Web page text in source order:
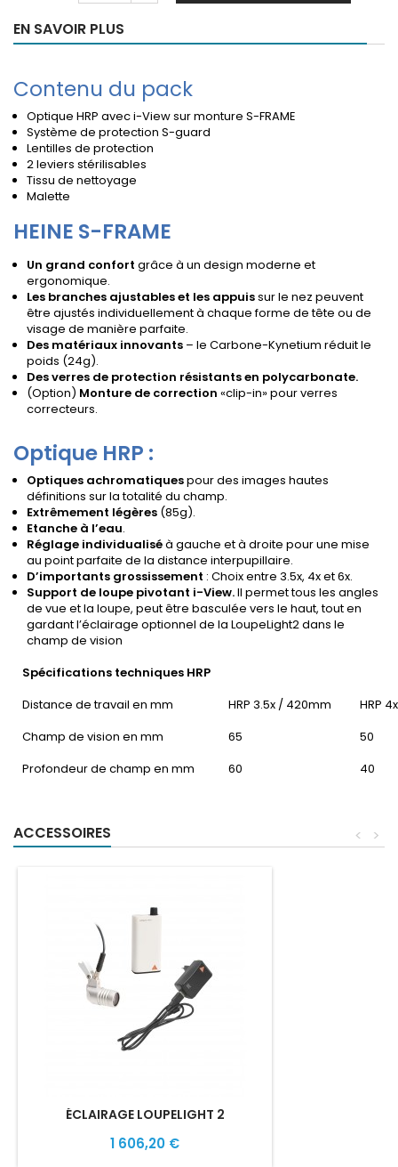
EN SAVOIR PLUS
Contenu du pack
Optique HRP avec i-View sur monture S-FRAME
Système de protection S-guard
Lentilles de protection
2 leviers stérilisables
Tissu de nettoyage
Malette
HEINE S-FRAME
Un grand confort grâce à un design moderne et
ergonomique.
Les branches ajustables et les appuissur le nez peuvent
être ajustés individuellement à chaque forme de tête ou de
visage de manière parfaite.
Des matériaux innovants – le Carbone-Kynetium réduit le
poids (24g).
Des verres de protection résistants en polycarbonate.
(Option) Monture de correction «clip-in» pour verres
correcteurs.
Optique HRP :
Optiques achromatiquespour des images hautes
définitions sur la totalité du champ.
Extrêmement légères (85g).
Etanche à l’eau.
Réglage individualiséà gauche et à droite pour une mise
au point parfaite de la distance interpupillaire.
D’importants grossissement : Choix entre 3.5x, 4x et 6x.
Support de loupe pivotant i-View.Il permet tous les angles
de vue et la loupe, peut être basculée vers le haut, tout en
gardant l’éclairage optionnel de la LoupeLight2 dans le
champ de vision
Spécifications techniques HRP
Distance de travail en mm
HRP 3.5x / 420mm
HRP
Champ de vision en mm
65
50
Profondeur de champ en mm
60 40
ACCESSOIRES >
<
ÉCLAIRAGE LOUPELIGHT 2
1 606,20 €